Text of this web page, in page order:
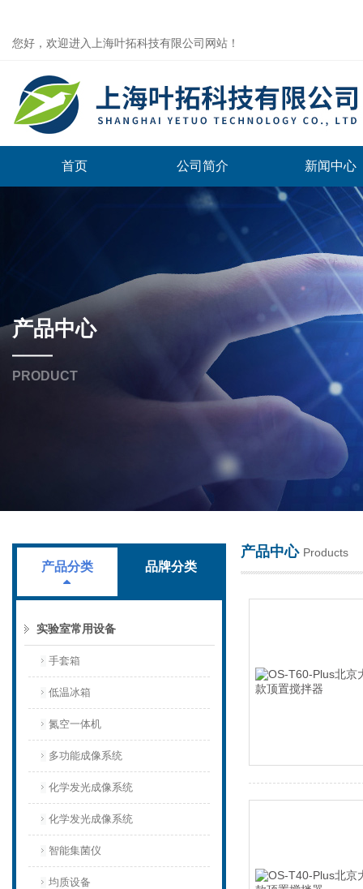
您好，欢迎进入上海叶拓科技有限公司网站！
首页 公司简介 新闻中心
产品中心
PRODUCT
产品分类 品牌分类
实验室常用设备
手套箱
低温冰箱
氮空一体机
多功能成像系统
化学发光成像系统
化学发光成像系统
智能集菌仪
均质设备‌
产品中心 Products